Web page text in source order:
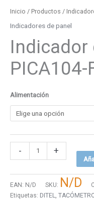
Inicio / Productos /
Indicadores de panel
Indicador
PICA104-
Alimentación
- +
EAN: N/D SKU: N/D
Etiquetas: DITEL,